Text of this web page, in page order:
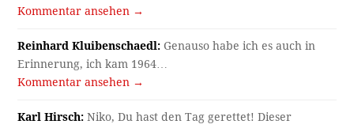
Kommentar ansehen →
Reinhard Kluibenschaedl: Genauso habe ich es auch in
Erinnerung, ich kam 1964…
Kommentar ansehen →
Karl Hirsch: Niko, Du hast den Tag gerettet! Dieser